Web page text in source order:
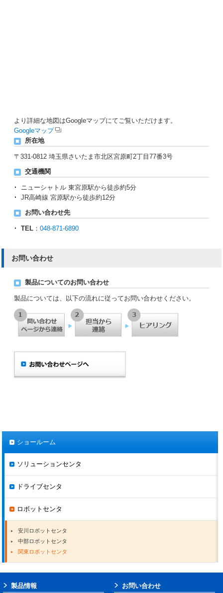
より詳細な地図はGoogleマップにてご覧いただけます。
Googleマップ
所在地
〒331-0812 埼玉県さいたま市北区宮原町2丁目77番3号
交通機関
ニューシャトル 東宮原駅から徒歩約5分
JR高崎線 宮原駅から徒歩約12分
お問い合わせ先
TEL ： 048-871-6890
お問い合わせ
製品についてのお問い合わせ
製品については、以下の流れに従ってお問い合わせください。
ショールーム
ソリューションセンタ
ドライブセンタ
ロボットセンタ
安川ロボットセンタ
中部ロボットセンタ
関東ロボットセンタ
製品情報 お問い合わせ